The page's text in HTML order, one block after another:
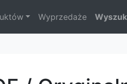
Wyprzedaże